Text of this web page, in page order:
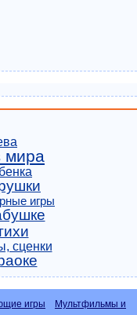
мира
игры
сценки
игры
Мультфильмы и